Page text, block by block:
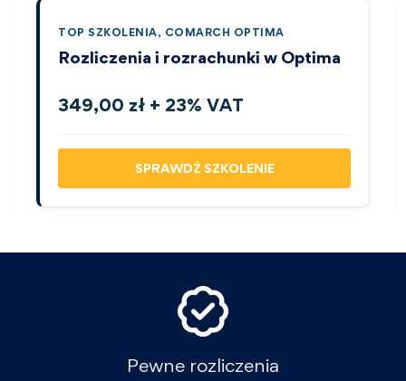
TOP SZKOLENIA, COMARCH OPTIMA
Rozliczenia i rozrachunki w Optima
349,00 zł + 23% VAT
SPRAWDŹ SZKOLENIE
Pewne rozliczenia